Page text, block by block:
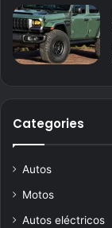
Categories
Autos
Motos
Autos eléctricos